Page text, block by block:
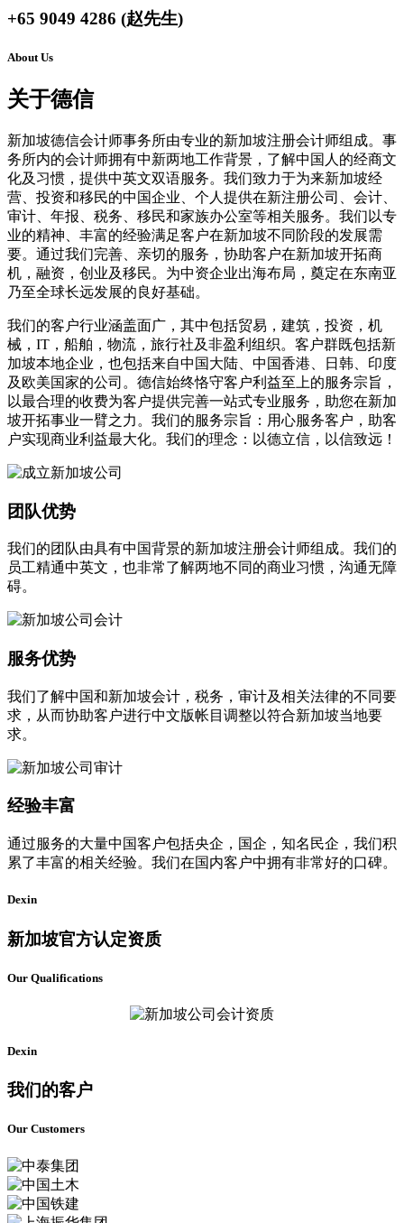
+65 9049 4286 (赵先生)
About Us
关于德信
新加坡德信会计师事务所由专业的新加坡注册会计师组成。事
务所内的会计师拥有中新两地工作背景，了解中国人的经商文
化及习惯，提供中英文双语服务。我们致力于为来新加坡经
营、投资和移民的中国企业、个人提供在新注册公司、会计、
审计、年报、税务、移民和家族办公室等相关服务。我们以专
业的精神、丰富的经验满足客户在新加坡不同阶段的发展需
要。通过我们完善、亲切的服务，协助客户在新加坡开拓商
机，融资，创业及移民。为中资企业出海布局，奠定在东南亚
乃至全球长远发展的良好基础。
我们的客户行业涵盖面广，其中包括贸易，建筑，投资，机
械，IT，船舶，物流，旅行社及非盈利组织。客户群既包括新
加坡本地企业，也包括来自中国大陆、中国香港、日韩、印度
及欧美国家的公司。德信始终恪守客户利益至上的服务宗旨，
以最合理的收费为客户提供完善一站式专业服务，助您在新加
坡开拓事业一臂之力。我们的服务宗旨：用心服务客户，助客
户实现商业利益最大化。我们的理念：以德立信，以信致远！
团队优势
我们的团队由具有中国背景的新加坡注册会计师组成。我们的
员工精通中英文，也非常了解两地不同的商业习惯，沟通无障
碍。
服务优势
我们了解中国和新加坡会计，税务，审计及相关法律的不同要
求，从而协助客户进行中文版帐目调整以符合新加坡当地要
求。
经验丰富
通过服务的大量中国客户包括央企，国企，知名民企，我们积
累了丰富的相关经验。我们在国内客户中拥有非常好的口碑。
Dexin
新加坡官方认定资质
Our Qualifications
Dexin
我们的客户
Our Customers